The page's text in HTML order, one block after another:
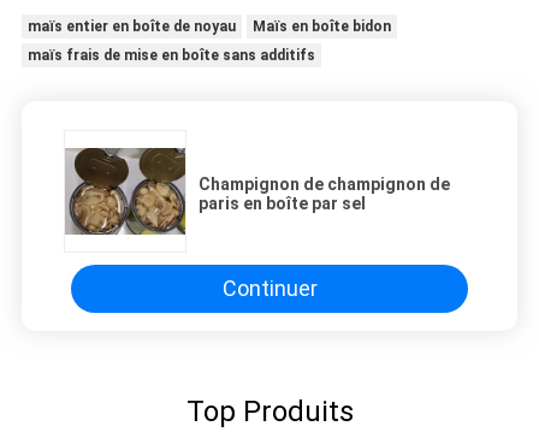
maïs entier en boîte de noyau
Maïs en boîte bidon
maïs frais de mise en boîte sans additifs
Champignon de champignon de
paris en boîte par sel
Continuer
Top Produits